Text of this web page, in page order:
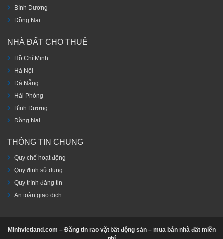
Bình Dương
Đồng Nai
NHÀ ĐẤT CHO THUÊ
Hồ Chí Minh
Hà Nội
Đà Nẵng
Hải Phòng
Bình Dương
Đồng Nai
THÔNG TIN CHUNG
Quy chế hoạt động
Quy định sử dụng
Quy trình đăng tin
An toàn giao dịch
Minhvietland.com – Đăng tin rao vặt bất động sản – mua bán nhà đất miễn